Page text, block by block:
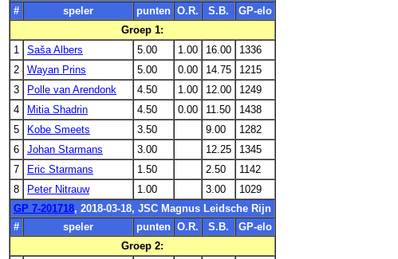
#
speler punten O.R. S.B.
GP-elo
Groep 1:
1
Saša Albers 5.00 1.00 16.00
1336
2
Wayan Prins 5.00 0.00 14.75
1215
3
Polle van Arendonk 4.50 1.00 12.00
1249
4
Mitia Shadrin 4.50 0.00 11.50
1438
5
Kobe Smeets 3.50 9.00
1282
6
Johan Starmans 3.00 12.25
1345
7
Eric Starmans 1.50 2.50
1142
8
Peter Nitrauw 1.00 3.00
1029
GP 7-201718, 2018-03-18, JSC Magnus Leidsche Rijn
#
speler punten O.R. S.B.
GP-elo
Groep 2: